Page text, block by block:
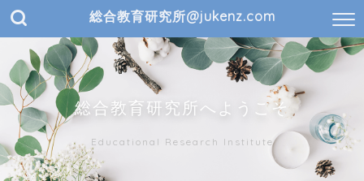
総合教育研究所@jukenz.com
総合教育研究所へようこそ
Educational Research Institute